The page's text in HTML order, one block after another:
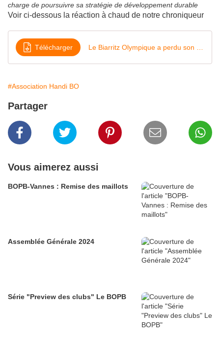
charge de poursuivre sa stratégie de développement durable
Voir ci-dessous la réaction à chaud de notre chroniqueur
Télécharger
#Association Handi BO
Partager
Vous aimerez aussi
BOPB-Vannes : Remise des maillots
Assemblée Générale 2024
Série "Preview des clubs" Le BOPB